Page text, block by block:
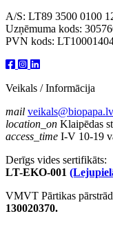
A/S: LT89 3500 0100
Uzņēmuma kods:
PVN kods:
Veikals / Informācija
mail veikals@biopapa.lv
location_on Klaipēdas
access_time I-V 10-19
Derīgs vides sertifikāts:
LT-EKO-001
VMVT Pārtikas
130020370.